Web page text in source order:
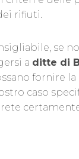
rifiuti.
se
a ditte di
fornire la
caso